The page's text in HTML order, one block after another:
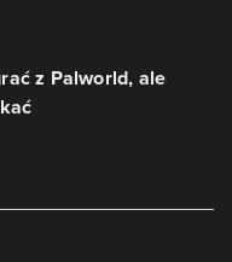
z Palworld, ale